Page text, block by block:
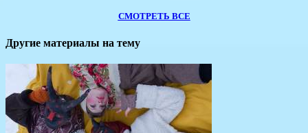
СМОТРЕТЬ ВСЕ
Другие материалы на тему